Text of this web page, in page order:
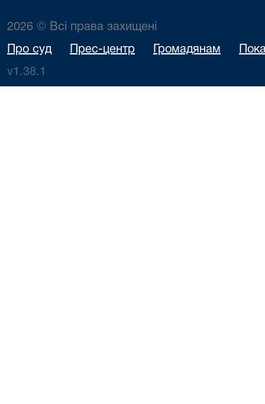
2026 © Всі права захищені
Про суд Прес-центр Громадянам
v1.38.1